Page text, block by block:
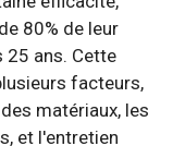
80% de leur
25 ans. Cette
facteurs,
matériaux, les
et l'entretien